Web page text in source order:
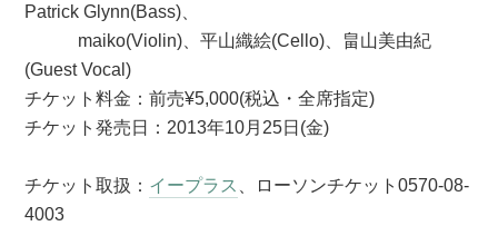
Patrick Glynn(Bass)、
maiko(Violin)、平山織絵(Cello)、畠山美由紀
(Guest Vocal)
チケット料金：前売¥5,000(税込・全席指定)
チケット発売日：2013年10月25日(金)
チケット取扱： イープラス
、ローソンチケット0570-08-
4003